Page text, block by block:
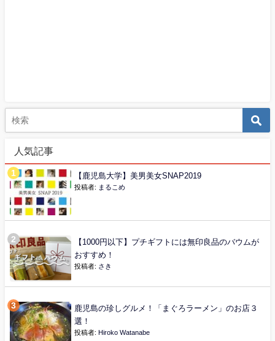
人気記事
【鹿児島大学】美男美女SNAP2019
投稿者: まるこめ
【1000円以下】プチギフトには無印良品のバウムが
おすすめ！
投稿者: さき
鹿児島の珍しグルメ！「まぐろラーメン」のお店３
選！
投稿者: Hiroko Watanabe